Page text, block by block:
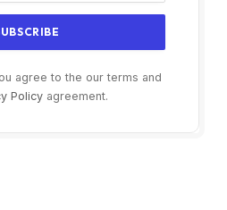
agree to the our terms and
Policyagreement.